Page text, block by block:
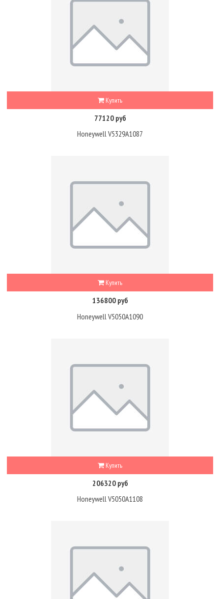
Купить
77120 руб
Honeywell V5329A1087
Купить
136800 руб
Honeywell V5050A1090
Купить
206320 руб
Honeywell V5050A1108